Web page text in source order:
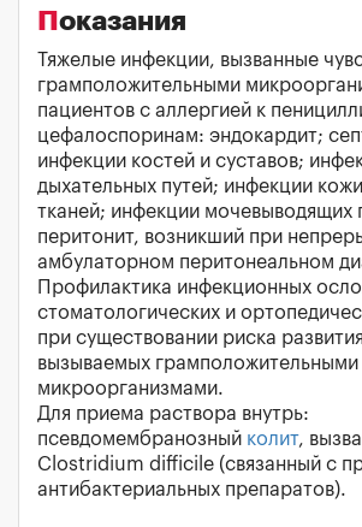
Показания
Тяжелые инфекции, вызванные
грамположительными
пациентов с аллергией к
цефалоспоринам: эндокардит;
инфекции костей и суставов;
дыхательных путей; инфекции
тканей; инфекции мочевыводящих
перитонит, возникший при
амбулаторном перитонеальном
Профилактика инфекционных
стоматологических и
при существовании риска
вызываемых грамположительными
микроорганизмами.
Для приема раствора внутрь:
псевдомембранозный колит,
Clostridium difficile (связанный с
антибактериальных препаратов).